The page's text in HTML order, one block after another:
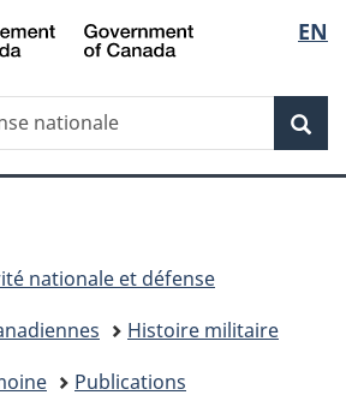
Passer
au
principal
Passer
à
Au
du
Passer
à
version
simplifiée
de
la
EN
nationale et défense
Histoire militaire
Publications